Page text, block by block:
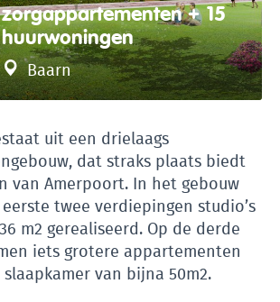
zorgappartementen + 15
huurwoningen
Baarn
uit een drielaags
dat straks plaats biedt
van Amerpoort. In het gebouw
twee verdiepingen studio’s
m2 gerealiseerd. Op de derde
iets grotere appartementen
van bijna 50m2.